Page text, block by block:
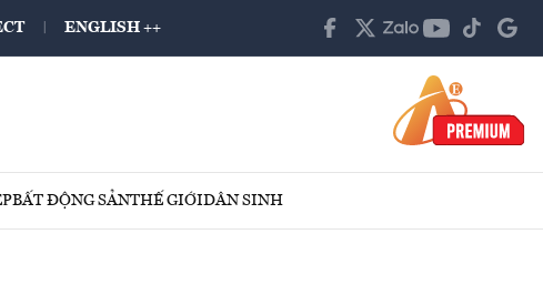
ENGLISH ++
BẤT ĐỘNG SẢNTHẾ GIỚIDÂN SINH